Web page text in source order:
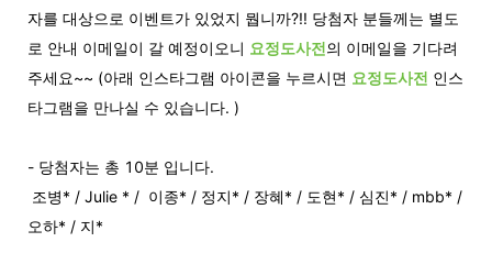
자를 대상으로 이벤트가 있었지 뭡니까?!! 당첨자 분들께는 별도
로 안내 이메일이 갈 예정이오니 요정도사전의 이메일을 기다려
주세요~~ (아래 인스타그램 아이콘을 누르시면 요정도사전 인스
타그램을 만나실 수 있습니다. )
- 당첨자는 총 10분 입니다.
조병* / Julie * / 이종* / 정지* / 장혜* / 도현* / 심진* / mbb* /
오하* / 지*